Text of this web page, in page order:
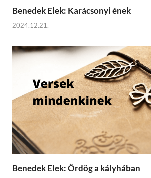
Benedek Elek: Karácsonyi ének
2024.12.21.
Benedek Elek: Ördög a kályhában